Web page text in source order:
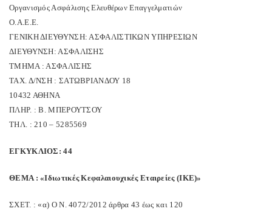
Οργανισμός Ασφάλισης Ελευθέρων Επαγγελματιών
Ο.Α.Ε.Ε.
ΓΕΝΙΚΗ ΔΙΕΥΘΥΝΣΗ: ΑΣΦΑΛΙΣΤΙΚΩΝ ΥΠΗΡΕΣΙΩΝ
ΔΙΕΥΘΥΝΣΗ: ΑΣΦΑΛΙΣΗΣ
ΤΜΗΜΑ : ΑΣΦΑΛΙΣΗΣ
ΤΑΧ. Δ/ΝΣΗ : ΣΑΤΩΒΡΙΑΝΔΟΥ 18
10432 ΑΘΗΝΑ
ΠΛΗΡ. : Β. ΜΠΕΡΟΥΤΣΟΥ
ΤΗΛ. : 210 – 5285569
ΕΓΚΥΚΛΙΟΣ: 44
ΘΕΜΑ : «Ιδιωτικές Κεφαλαιουχικές Εταιρείες (ΙΚΕ)»
ΣΧΕΤ. : «α) Ο Ν. 4072/2012 άρθρα 43 έως και 120